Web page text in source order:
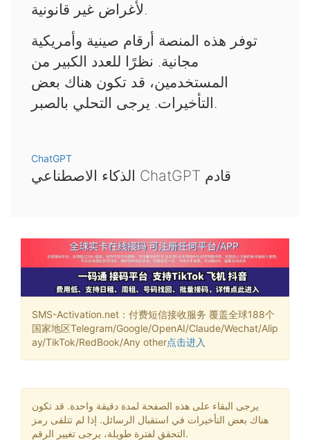
لأغراض غير قانونية.
توفر هذه المنصة أرقام صينية وأمريكية
مجانية. نظرًا للعدد الكبير من
المستخدمين، قد تكون هناك بعض
التأخيرات. يرجى التحلي بالصبر.
ChatGPT
الذكاء الاصطناعي ChatGPT قادم
SMS-Activation.net：付费短信接收服务 覆盖全球188个
国家地区Telegram/Google/OpenAI/Claude/Wechat/Alip
ay/TikTok/RedBook/Any other点击进入
يرجى البقاء على هذه الصفحة لمدة دقيقة واحدة. قد تكون
هناك بعض التأخيرات في استقبال الرسائل. إذا لم تتلقى رمز
التحقق لفترة طويلة، يرجى تغيير الرقم.